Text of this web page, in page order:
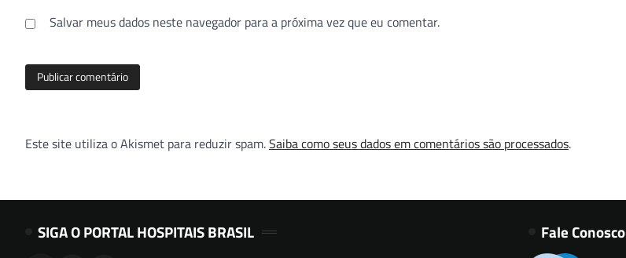
Salvar meus dados neste navegador para a próxima vez que eu comentar.
Este site utiliza o Akismet para reduzir spam.Saiba como seus dados em comentários são processados.
SIGA O PORTAL HOSPITAIS BRASIL Fale Conosco